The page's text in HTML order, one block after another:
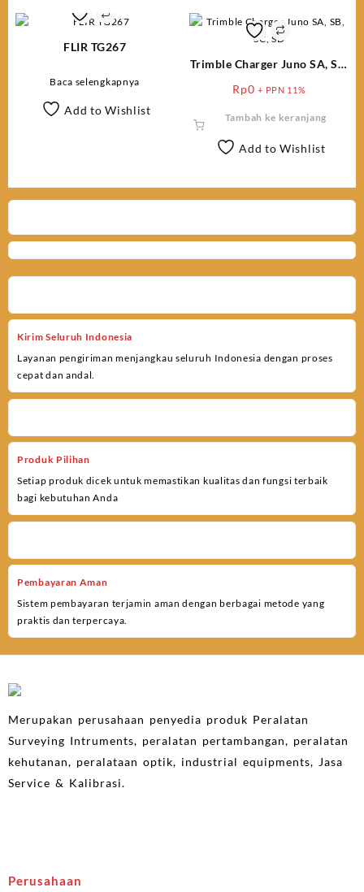
FLIR TG267
Baca selengkapnya
Add to Wishlist
Trimble Charger Juno SA, SB,
Rp0 + PPN 11%
Tambah ke keranjang
Add to Wishlist
Kirim Seluruh Indonesia
Layanan pengiriman menjangkau seluruh Indonesia dengan proses
cepat dan andal.
Produk Pilihan
Setiap produk dicek untuk memastikan kualitas dan fungsi terbaik
bagi kebutuhan Anda
Pembayaran Aman
Sistem pembayaran terjamin aman dengan berbagai metode yang
praktis dan terpercaya.
Merupakan perusahaan penyedia produk Peralatan
Surveying Intruments, peralatan pertambangan, peralatan
kehutanan, peralataan optik, industrial equipments, Jasa
Service & Kalibrasi.
Perusahaan